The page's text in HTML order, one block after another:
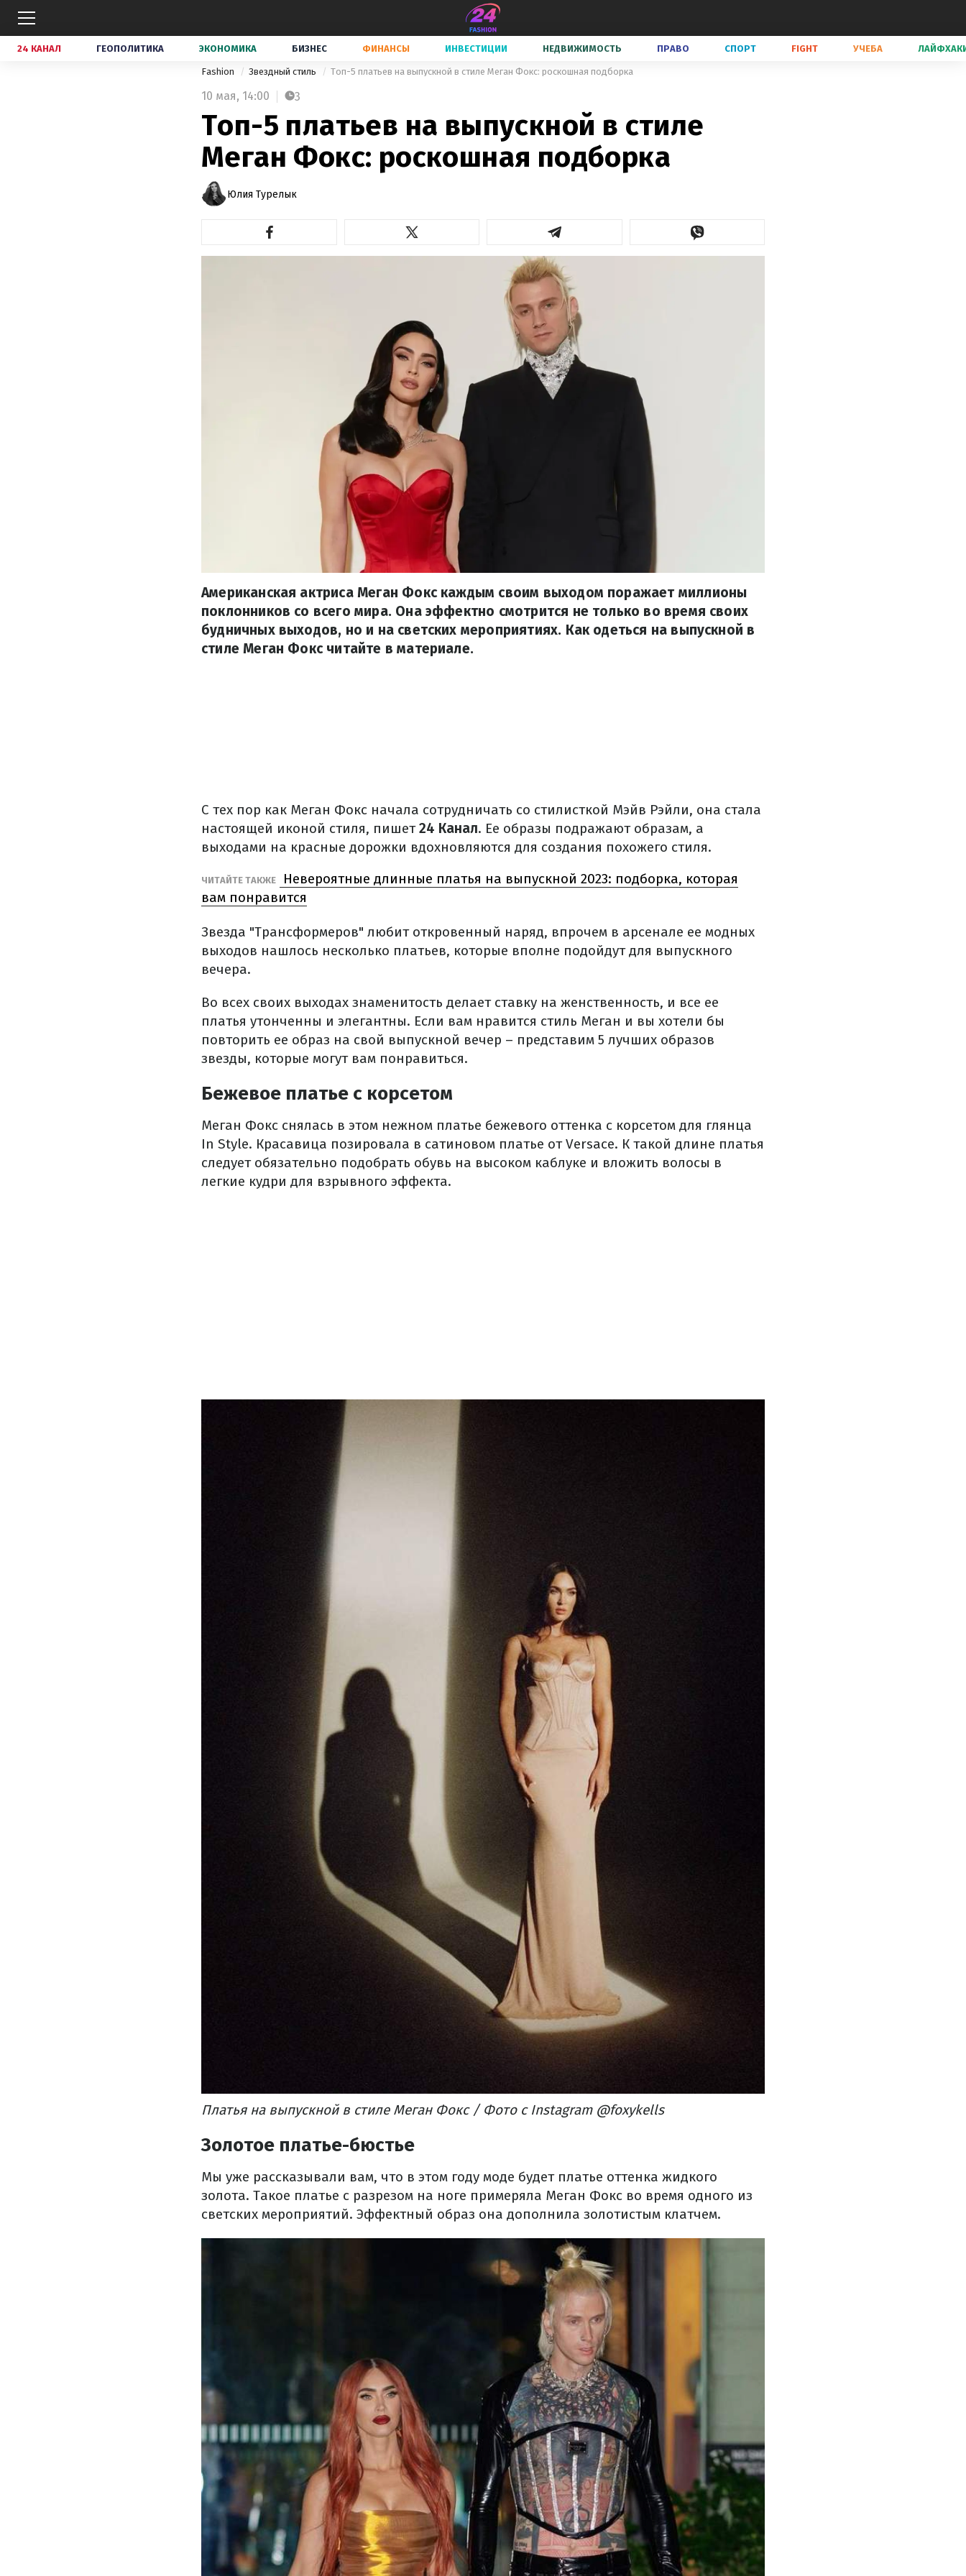
24 КАНАЛ ГЕОПОЛИТИКА ЭКОНОМИКА БИЗНЕС ФИНАНСЫ ИНВЕСТИЦИИ НЕДВИЖИМОСТЬ ПРАВО СПОРТ FIGHT УЧЕБА
Fashion Звездный стиль Топ-5 платьев на выпускной в стиле Меган Фокс: роскошная подборка
10 мая, 14:00 3
Топ-5 платьев на выпускной в стиле
Меган Фокс: роскошная подборка
Юлия Турелык
Американская актриса Меган Фокс каждым своим выходом поражает миллионы
поклонников со всего мира. Она эффектно смотрится не только во время своих
будничных выходов, но и на светских мероприятиях. Как одеться на выпускной в
стиле Меган Фокс читайте в материале.
С тех пор как Меган Фокс начала сотрудничать со стилисткой Мэйв Рэйли, она стала
настоящей иконой стиля, пишет24 Канал. Ее образы подражают образам, а
выходами на красные дорожки вдохновляются для создания похожего стиля.
ЧИТАЙТЕ ТАКЖЕ
Невероятные длинные платья на выпускной 2023: подборка, которая
вам понравится
Звезда "Трансформеров" любит откровенный наряд, впрочем в арсенале ее модных
выходов нашлось несколько платьев, которые вполне подойдут для выпускного
вечера.
Во всех своих выходах знаменитость делает ставку на женственность, и все ее
платья утонченны и элегантны. Если вам нравится стиль Меган и вы хотели бы
повторить ее образ на свой выпускной вечер – представим 5 лучших образов
звезды, которые могут вам понравиться.
Бежевое платье с корсетом
Меган Фокс снялась в этом нежном платье бежевого оттенка с корсетом для глянца
In Style. Красавица позировала в сатиновом платье от Versace. К такой длине платья
следует обязательно подобрать обувь на высоком каблуке и вложить волосы в
легкие кудри для взрывного эффекта.
Платья на выпускной в стиле Меган Фокс / Фото с Instagram @foxykells
Золотое платье-бюстье
Мы уже рассказывали вам, что в этом году моде будет платье оттенка жидкого
золота. Такое платье с разрезом на ноге примеряла Меган Фокс во время одного из
светских мероприятий. Эффектный образ она дополнила золотистым клатчем.